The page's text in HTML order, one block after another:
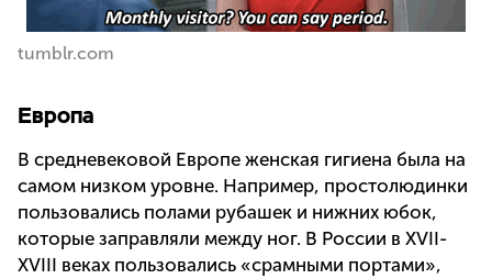
tumblr.com
Европа
В средневековой Европе женская гигиена была на
самом низком уровне. Например, простолюдинки
пользовались полами рубашек и нижних юбок,
которые заправляли между ног. В России в XVII-
XVIII веках пользовались «срамными портами»,